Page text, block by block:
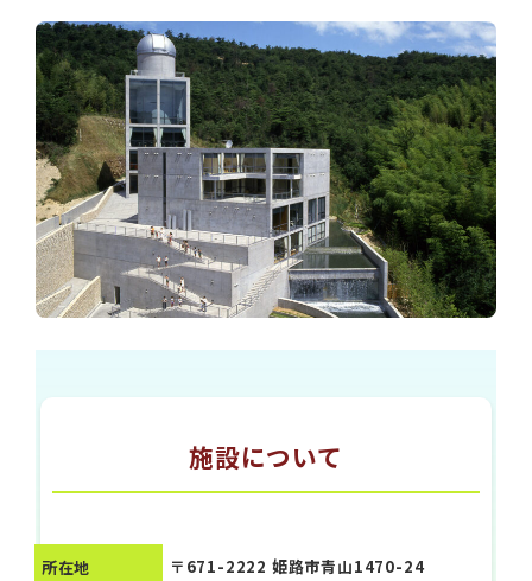
施設について
所在地 〒671-2222 姫路市青山1470-24